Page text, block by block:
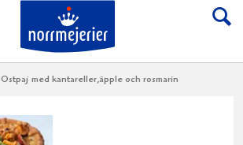
Till Norrmejerier
Ostpaj med kantareller,äpple och rosmarin